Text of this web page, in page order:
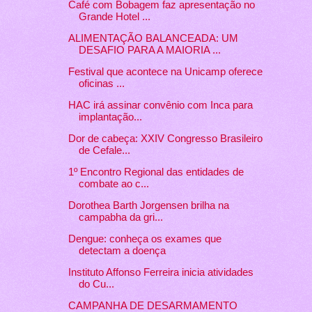
Café com Bobagem faz apresentação no
Grande Hotel ...
ALIMENTAÇÃO BALANCEADA: UM
DESAFIO PARA A MAIORIA ...
Festival que acontece na Unicamp oferece
oficinas ...
HAC irá assinar convênio com Inca para
implantação...
Dor de cabeça: XXIV Congresso Brasileiro
de Cefale...
1º Encontro Regional das entidades de
combate ao c...
Dorothea Barth Jorgensen brilha na
campabha da gri...
Dengue: conheça os exames que
detectam a doença
Instituto Affonso Ferreira inicia atividades
do Cu...
CAMPANHA DE DESARMAMENTO